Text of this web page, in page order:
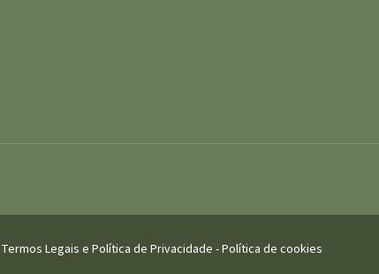
Termos Legais e Política de Privacidade -Política de cookies